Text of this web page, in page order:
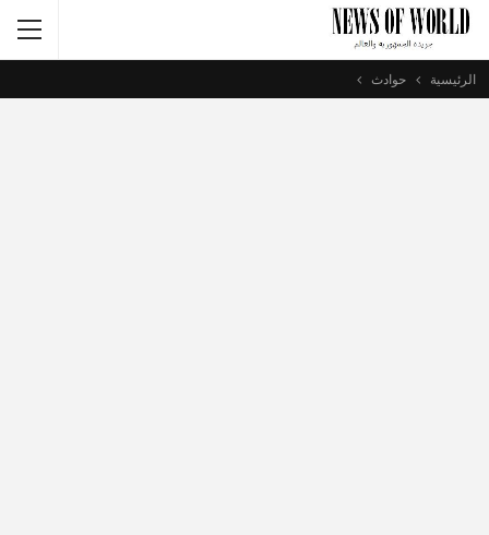
الرئيسية حوادث